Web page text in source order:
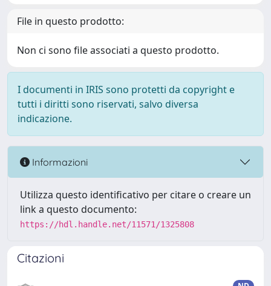
File in questo prodotto:
Non ci sono file associati a questo prodotto.
I documenti in IRIS sono protetti da copyright e
tutti i diritti sono riservati, salvo diversa
indicazione.
Informazioni
Utilizza questo identificativo per citare o creare un
link a questo documento:
https://hdl.handle.net/11571/1325808
Citazioni